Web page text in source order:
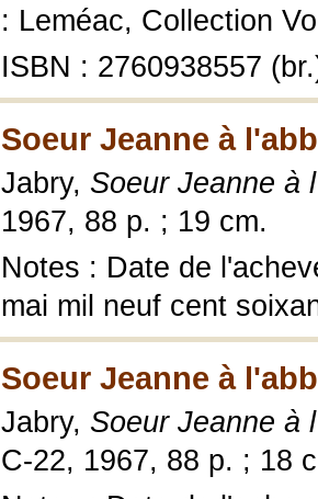
: Leméac, Collection
ISBN : 2760938557
Soeur Jeanne à
Jabry, Soeur Jeanne à
1967, 88 p. ; 19 cm.
Notes : Date de
mai mil neuf cent
Soeur Jeanne à
Jabry, Soeur Jeanne à
C-22, 1967, 88 p. ; 18